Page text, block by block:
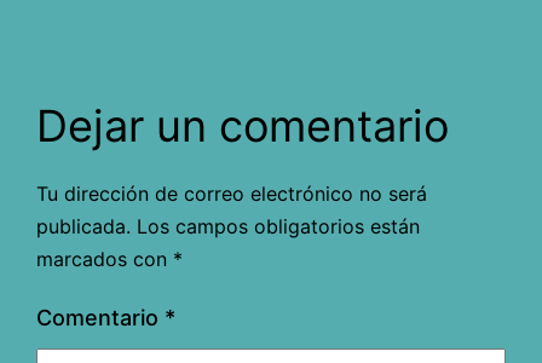
Dejar un comentario
Tu dirección de correo electrónico no será
publicada. Los campos obligatorios están
marcados con *
Comentario *